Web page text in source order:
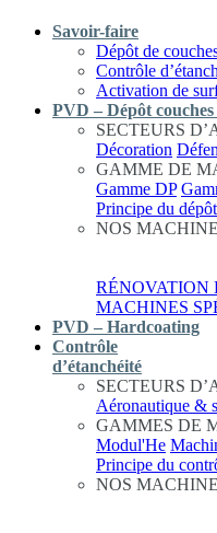
Savoir-faire
Dépôt de
Contrôle
Activation de
PVD – Dépôt couches
SECTEURS
Décoration
GAMME DE
Gamme DP
Principe du
NOS
RÉNOVATION
MACHINES
PVD – Hardcoating
Contrôle
d’étanchéité
SECTEURS
Aéronautique &
GAMMES DE
Modul'He
Principe du
NOS